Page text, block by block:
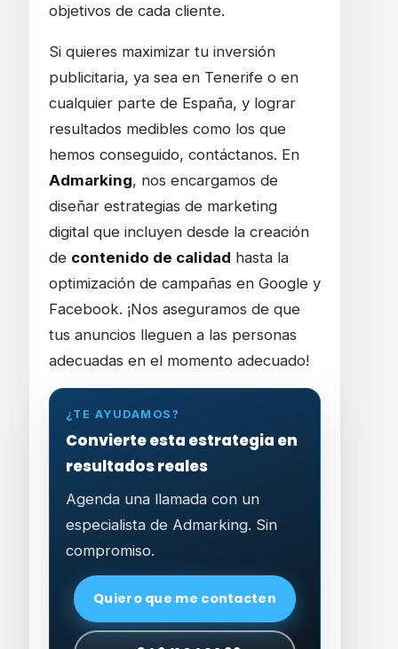
objetivos de cada cliente.
Si quieres maximizar tu inversión
publicitaria, ya sea en Tenerife o en
cualquier parte de España, y lograr
resultados medibles como los que
hemos conseguido, contáctanos. En
Admarking, nos encargamos de
diseñar estrategias de marketing
digital que incluyen desde la creación
de contenido de calidad hasta la
optimización de campañas en Google y
Facebook. ¡Nos aseguramos de que
tus anuncios lleguen a las personas
adecuadas en el momento adecuado!
¿TE AYUDAMOS?
Convierte esta estrategia en
resultados reales
Agenda una llamada con un
especialista de Admarking. Sin
compromiso.
Quiero que me contacten